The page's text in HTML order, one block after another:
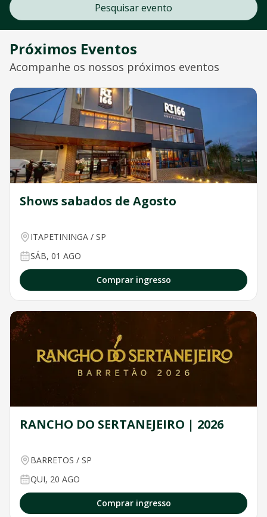
Pesquisar evento
Próximos Eventos
Acompanhe os nossos próximos eventos
Shows sabados de Agosto
ITAPETININGA / SP
SÁB, 01 AGO
Comprar ingresso
RANCHO DO SERTANEJEIRO | 2026
BARRETOS / SP
QUI, 20 AGO
Comprar ingresso